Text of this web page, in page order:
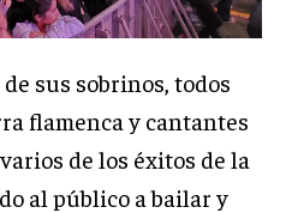
sus sobrinos, todos
flamenca y cantantes
de los éxitos de la
al público a bailar y